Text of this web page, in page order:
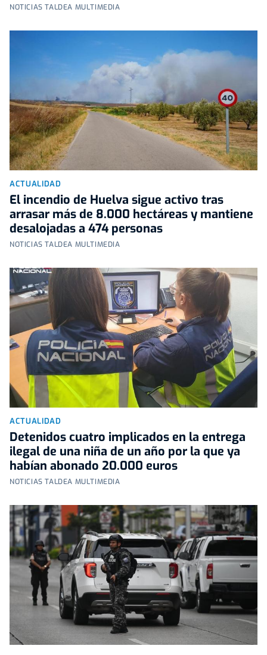
NOTICIAS TALDEA MULTIMEDIA
ACTUALIDAD
El incendio de Huelva sigue activo tras
arrasar más de 8.000 hectáreas y mantiene
desalojadas a 474 personas
NOTICIAS TALDEA MULTIMEDIA
ACTUALIDAD
Detenidos cuatro implicados en la entrega
ilegal de una niña de un año por la que ya
habían abonado 20.000 euros
NOTICIAS TALDEA MULTIMEDIA